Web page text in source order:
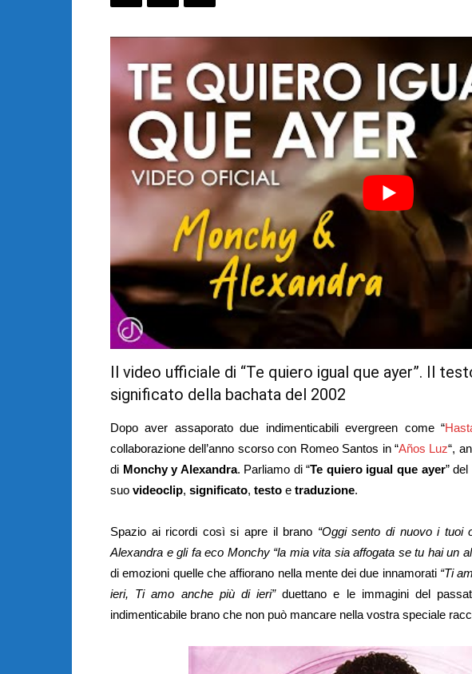
Il video ufficiale di “Te quiero igual que ayer”. Il
significato della bachata del 2002
Dopo aver assaporato due indimenticabili evergreen come “
collaborazione dell’anno scorso con Romeo Santos in “Años Luz“,
di Monchy y Alexandra. Parliamo di “Te quiero igual que ayer”
suo videoclip, significato, testo e traduzione.
Spazio ai ricordi così si apre il brano “Oggi sento di nuovo i tuoi
Alexandra e gli fa eco Monchy “la mia vita sia affogata se tu hai un
di emozioni quelle che affiorano nella mente dei due innamorati “Ti
ieri, Ti amo anche più di ieri”duettano e le immagini del
indimenticabile brano che non può mancare nella vostra speciale